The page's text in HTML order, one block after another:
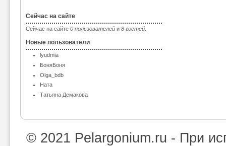
Сейчас на сайте
Сейчас на сайте 0 пользователей и 8 гостей
Новые пользователи
lyudmia
БоняБоня
Olga_bdb
Ната
Татьяна Демакова
© 2021 Pelargonium.ru - При